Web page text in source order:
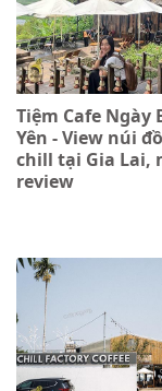
Tiệm Cafe Ngày
Yên - View núi
chill tại Gia Lai,
review